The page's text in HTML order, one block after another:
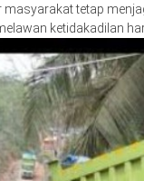
tetap
ketidakadilan